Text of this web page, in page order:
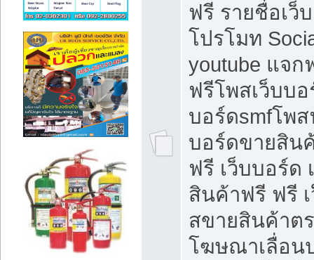
ฟรี รายชื่อเว็
โปรโมท
youtube แจก
ฟรีโพสเว็บบอ
บอร์ดsmfโพ
บอร์ดขายสิน
ฟรี เว็บบอร์ด
สินค้าฟรี ฟรี
สขายสินค้าต
โฆษณาเลื่อน